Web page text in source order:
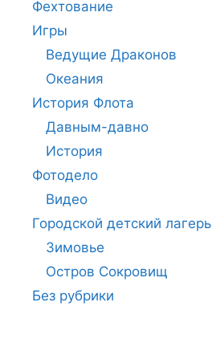
Фехтование
Игры
Ведущие Драконов
Океания
История Флота
Давным-давно
История
Фотодело
Видео
Городской детский лагерь
Зимовье
Остров Сокровищ
Без рубрики